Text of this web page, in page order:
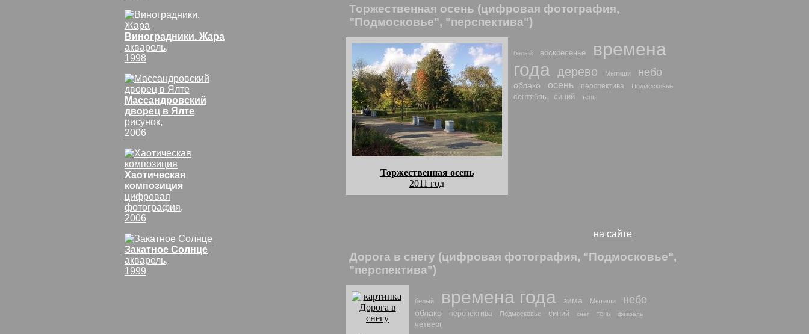
Виноградники. Жара
акварель,
1998
Массандровский
дворец в Ялте
рисунок,
2006
Хаотическая
композиция
цифровая
фотография,
2006
Закатное Солнце
акварель,
1999
Торжественная осень (цифровая фотография,
"Подмосковье", "перспектива")
Торжественная осень
2011 год
белый воскресенье
времена
года дерево Мытищи небо
облако осень перспектива Подмосковье
сентябрь синий тень
на сайте
Дорога в снегу (цифровая фотография, "Подмосковье",
"перспектива")
белый времена года зима Мытищи небо
облако перспектива Подмосковье синий снег тень февраль
четверг